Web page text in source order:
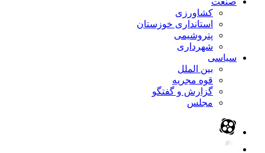
کشاورزی
استانداری خوزستان
پتروشیمی
شهرداری
سیاسی
بین الملل
قوه مجریه
گزارش و گفتگو
مجلس